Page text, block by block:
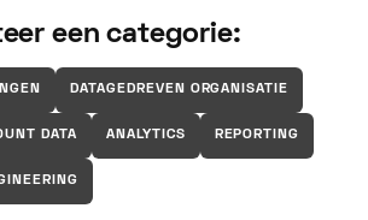
een categorie:
DATAGEDREVEN ORGANISATIE
DATA ANALYTICS REPORTING